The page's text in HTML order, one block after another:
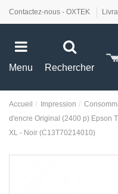
Contactez-nous - OXTEK
Menu Rechercher
Accueil Impression
d'encre Original (2400 p) Epson
XL - Noir (C13T70214010)